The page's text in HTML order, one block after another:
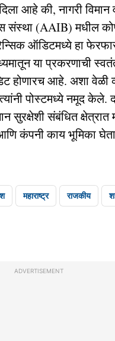
आहे की, नागरी
संस्था (AAIB) मधील
ऑडिटमध्ये हा
या प्रकरणाची
होणारच आहे. अशा वेळी
पोस्टमध्ये नमूद केले.
सुरक्षेशी संबंधित
कंपनी काय भूमिका
महाराष्ट्र राजकीय
ADVERTISEMENT